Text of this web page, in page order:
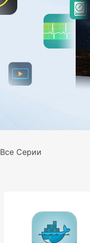
Все Серии